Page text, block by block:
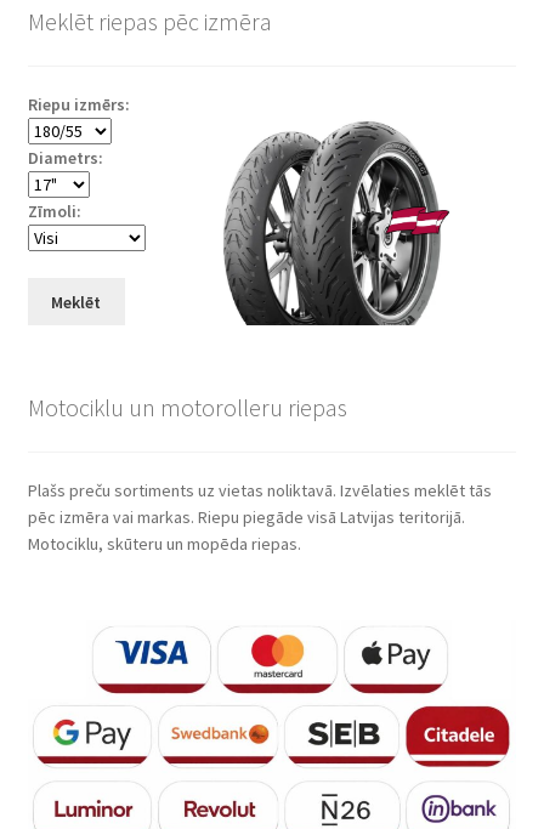
Meklēt riepas pēc izmēra
Riepu izmērs:
Diametrs:
Zīmoli:
Meklēt
Motociklu un motorolleru riepas
Plašs preču sortiments uz vietas noliktavā. Izvēlaties meklēt tās
pēc izmēra vai markas. Riepu piegāde visā Latvijas teritorijā.
Motociklu, skūteru un mopēda riepas.